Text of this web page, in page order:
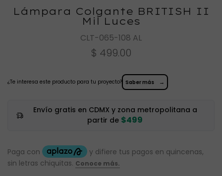
Lámpara Colgante BRITISH II
Mil Luces
CLT-065-108 AL
$ 499.00
¿Te interesa este producto para tu proyecto? Saber más →
Envío gratis en CDMX y zona metropolitana a
partir de $499